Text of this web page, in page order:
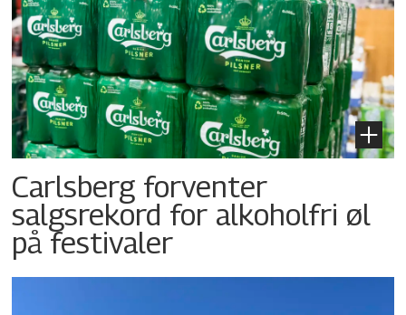
Carlsberg forventer
salgsrekord for alkoholfri øl
på festivaler